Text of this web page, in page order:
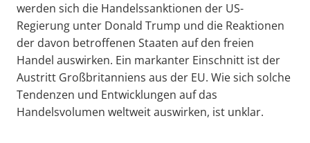
werden sich die Handelssanktionen der US-
Regierung unter Donald Trump und die Reaktionen
der davon betroffenen Staaten auf den freien
Handel auswirken. Ein markanter Einschnitt ist der
Austritt Großbritanniens aus der EU. Wie sich solche
Tendenzen und Entwicklungen auf das
Handelsvolumen weltweit auswirken, ist unklar.